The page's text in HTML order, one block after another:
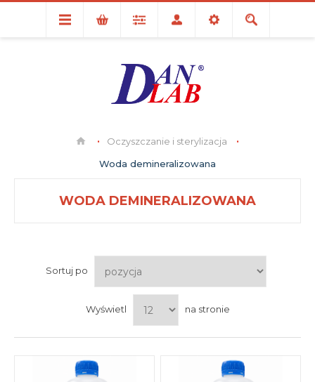
Oczyszczanie i sterylizacja
Woda demineralizowana
WODA DEMINERALIZOWANA
Sortuj po
Wyświetl na stronie